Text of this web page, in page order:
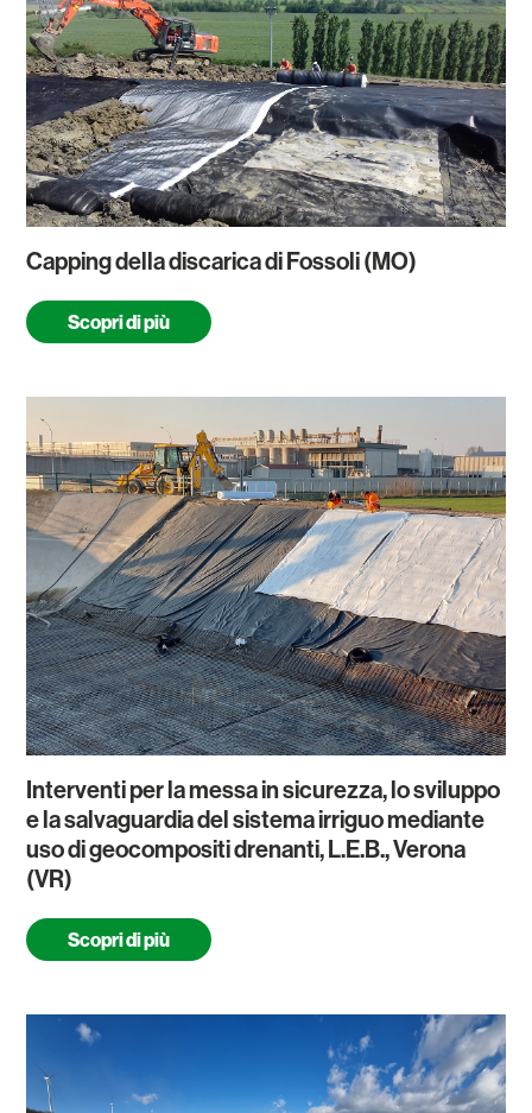
Capping della discarica di Fossoli (MO)
Scopri di più
Interventi per la messa in sicurezza, lo sviluppo
e la salvaguardia del sistema irriguo mediante
uso di geocompositi drenanti, L.E.B., Verona
(VR)
Scopri di più